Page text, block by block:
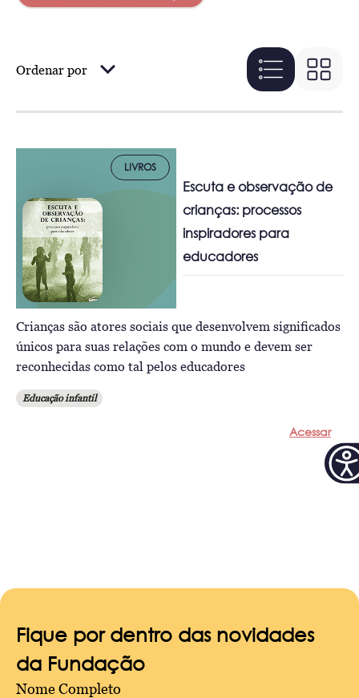
Ordenar por
LIVROS
Escuta e observação de
crianças: processos
inspiradores para
educadores
Crianças são atores sociais que desenvolvem significados
únicos para suas relações com o mundo e devem ser
reconhecidas como tal pelos educadores
Educação infantil
Acessar
Fique por dentro das novidades
da Fundação
Nome Completo